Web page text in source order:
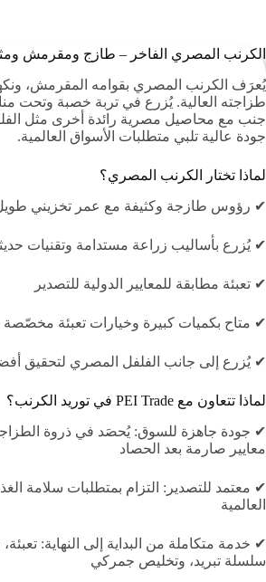
الكرنب المصري الفاخر – طازج ومقرمش
يُعرَف الكرنب المصري بقوامه المقرمش،
طزاجته العالية. يُزرع في تربة خصبة وتحت
جنب مع محاصيل مصرية رائدة أخرى مثل
جودة عالية تلبي متطلبات الأسواق العالمية.
لماذا تختار الكرنب المصري؟
✔ رؤوس طازجة وكثيفة مع عمر تخزيني
✔ يُزرع بأساليب زراعة مستدامة وتقنيات
✔ تعبئة مطابقة للمعايير الدولية للتصدير
✔ متاح بكميات كبيرة وخيارات تعبئة مخصّصة
✔ يُزرع إلى جانب الفلفل المصري لتحقيق
لماذا تتعاون مع PEI Trade في توريد الكرنب؟
✔ جودة جاهزة للسوق: يُحصَد في ذروة
معايير صارمة بعد الحصاد
✔ معتمد للتصدير: التزام بمتطلبات سلامة
العالمية
✔ خدمة متكاملة من البداية إلى النهاية:
سلسلة تبريد، وتخليص جمركي